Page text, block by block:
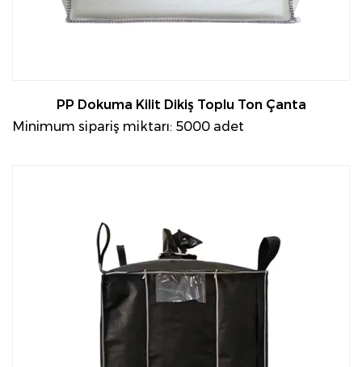
PP Dokuma Kilit Dikiş Toplu Ton Çanta
Minimum sipariş miktarı: 5000 adet